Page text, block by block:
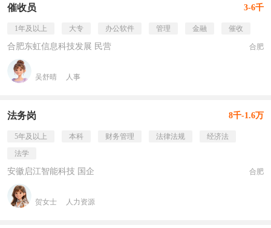
催收员 3-6千
1年及以上 大专 办公软件 管理 金融 催收
合肥东虹信息科技发展 民营 合肥
吴舒晴 人事
法务岗 8千-1.6万
5年及以上 本科 财务管理 法律法规
经济法
法学
安徽启江智能科技 国企 合肥
贺女士 人力资源